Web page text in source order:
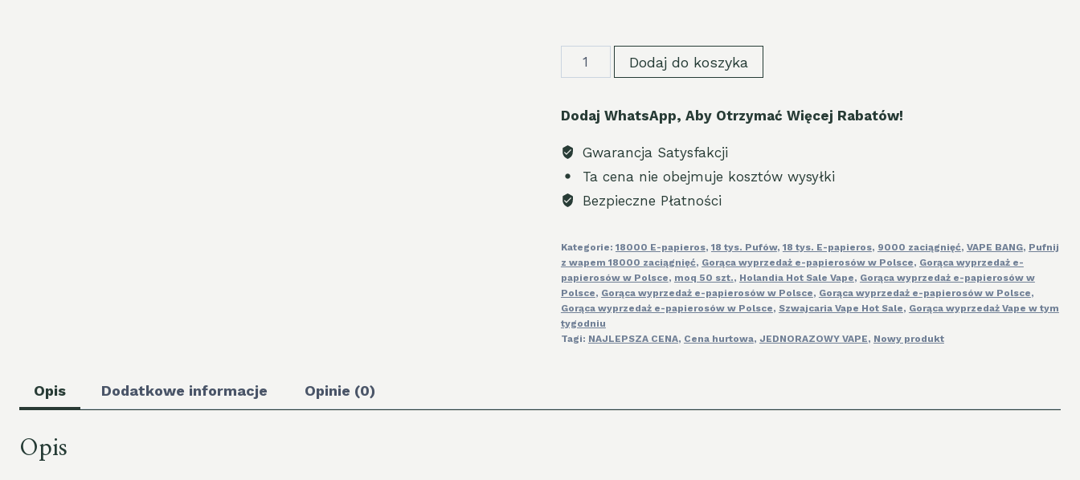
Bang
Rocket
puff
Geek
Bar
Discount
Price
Dodaj do koszyka
Dodaj WhatsApp, Aby Otrzymać Więcej Rabatów!
Gwarancja Satysfakcji
Ta cena nie obejmuje kosztów wysyłki
Bezpieczne Płatności
Kategorie: 18000 E-papieros, 18 tys. Pufów, 18 tys. E-papieros, 9000 zaciągnięć, VAPE BANG, Pufnij
z wapem 18000 zaciągnięć, Gorąca wyprzedaż e-papierosów w Polsce, Gorąca wyprzedaż e-
papierosów w Polsce, moq 50 szt., Holandia Hot Sale Vape, Gorąca wyprzedaż e-papierosów w
Polsce, Gorąca wyprzedaż e-papierosów w Polsce, Gorąca wyprzedaż e-papierosów w Polsce,
Gorąca wyprzedaż e-papierosów w Polsce, Szwajcaria Vape Hot Sale, Gorąca wyprzedaż Vape w tym
tygodniu
Tagi: NAJLEPSZA CENA, Cena hurtowa, JEDNORAZOWY VAPE, Nowy produkt
Opis Dodatkowe informacje Opinie (0)
Opis